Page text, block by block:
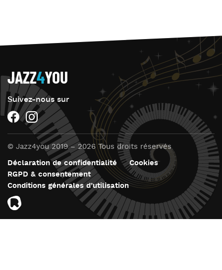
JAZZ4YOU
Suivez-nous sur
© Jazz4you 2019 – 2026 Tous droits réservés
Déclaration de confidentialité
Cookies
RGPD & consentement
Conditions générales d’utilisation